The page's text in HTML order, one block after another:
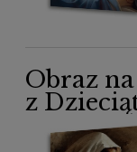
Obraz
z